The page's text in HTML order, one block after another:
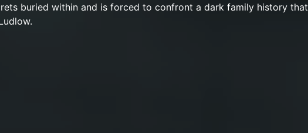
buried within and is forced to confront a dark family history that